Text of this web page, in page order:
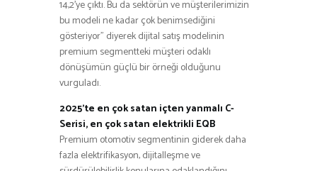
14,2’ye çıktı. Bu da sektörün ve müşterilerimizin
bu modeli ne kadar çok benimsediğini
gösteriyor” diyerek dijital satış modelinin
premium segmentteki müşteri odaklı
dönüşümün güçlü bir örneği olduğunu
vurguladı.
2025’te en çok satan içten yanmalı C-
Serisi, en çok satan elektrikli EQB
Premium otomotiv segmentinin giderek daha
fazla elektrifikasyon, dijitalleşme ve